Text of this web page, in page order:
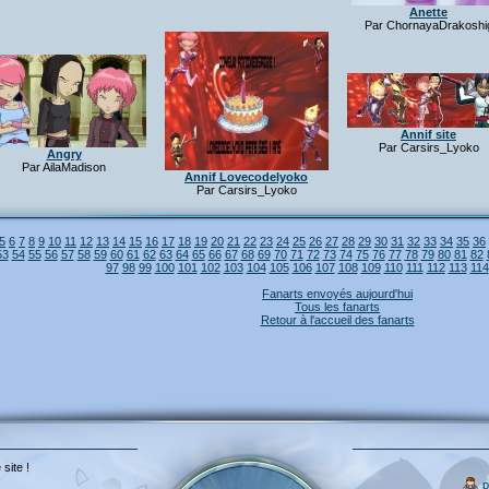
Anette
Par
Angry
Par AilaMadison
Annif Lovecodelyoko
Par Carsirs_Lyoko
Annif site
Par Carsirs_Lyoko
5 6 7 8 9 10 11 12 13 14 15 16 17 18 19 20 21 22 23 24 25 26 27 28 29 30 31 32 33 34 35 36
54 55 56 57 58 59 60 61 62 63 64 65 66 67 68 69 70 71 72 73 74 75 76 77 78 79 80 81 82
97 98 99 100 101 102 103 104 105 106 107 108 109 110 111 112 113 114
Fanarts envoyés aujourd'hui
Tous les fanarts
Retour à l'accueil des fanarts
site !